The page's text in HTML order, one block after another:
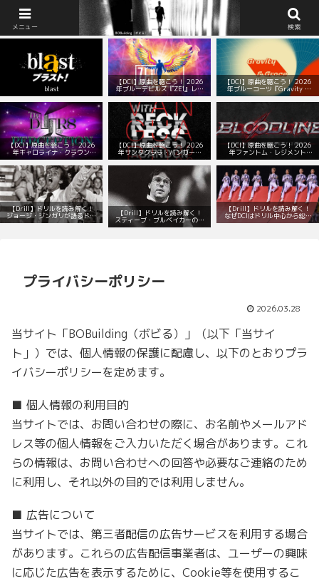
BOBuilding（ボビる）：マーチング部の顧問室
blast
【DCI】原曲を聴こう！ 2026
年ブルーデビルズ『ZEI』レパ
ートリー！
【DCI】原曲を聴こう！ 2026
年ブルーコーツ『Gravity &
Grace』レパートリー！
【DCI】原曲を聴こう！ 2026
年キャロライナ・クラウン
『The Doors of Perception』
レパートリー！
【DCI】原曲を聴こう！ 2026
年サンタクララ・バンガード
『With Reckless Abandon』
レパートリー！
【DCI】原曲を聴こう！ 2026
年ファントム・レジメント
『Bloodline』レパートリー！
【Drill】ドリルを読み解く！
ジョージ・ジンガリが語るドリ
ルデザインの本質とは？
【Drill】ドリルを読み解く！
スティーブ・ブルベイカーの数
学的で音楽的なドリル
【Drill】ドリルを読み解く！
なぜDCIはドリル中心から総合
演出へと変わったのか？
プライバシーポリシー
2026.03.28
当サイト「BOBuilding（ボビる）」（以下「当サイ
ト」）では、個人情報の保護に配慮し、以下のとおりプラ
イバシーポリシーを定めます。
■ 個人情報の利用目的
当サイトでは、お問い合わせの際に、お名前やメールアド
レス等の個人情報をご入力いただく場合があります。これ
らの情報は、お問い合わせへの回答や必要なご連絡のため
に利用し、それ以外の目的では利用しません。
■ 広告について
当サイトでは、第三者配信の広告サービスを利用する場合
があります。これらの広告配信事業者は、ユーザーの興味
に応じた広告を表示するために、Cookie等を使用するこ
メニュー 検索